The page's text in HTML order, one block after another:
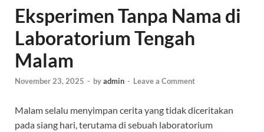
Eksperimen Tanpa Nama di
Laboratorium Tengah
Malam
November 23, 2025 - byadmin - Leave a Comment
Malam selalu menyimpan cerita yang tidak diceritakan
pada siang hari, terutama di sebuah laboratorium